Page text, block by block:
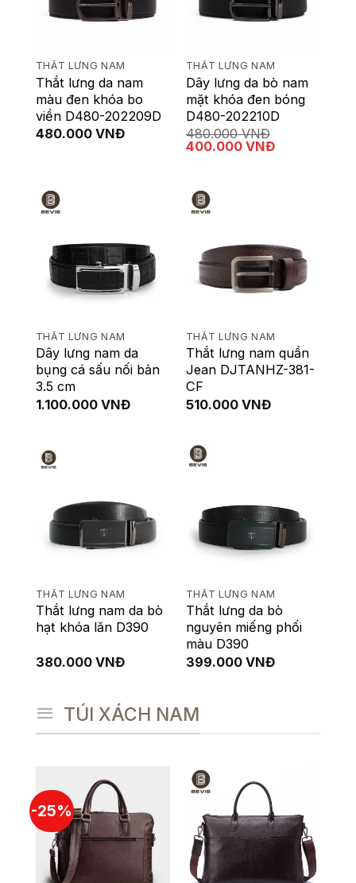
THẮT LƯNG NAM
Thắt lưng da nam
màu đen khóa bo
viền D480-202209D
480.000 VNĐ
THẮT LƯNG NAM
Dây lưng da bò nam
mặt khóa đen bóng
D480-202210D
480.000VNĐ
Giá
400.000 VNĐGiá
THẮT LƯNG NAM
Dây lưng nam da
bụng cá sấu nối bản
3.5 cm
1.100.000 VNĐ
THẮT LƯNG NAM
Thắt lưng nam quần
Jean DJTANHZ-381-
CF
510.000 VNĐ
THẮT LƯNG NAM
Thắt lưng nam da bò
hạt khóa lăn D390
380.000 VNĐ
THẮT LƯNG NAM
Thắt lưng da bò
nguyên miếng phối
màu D390
399.000 VNĐ
TÚI XÁCH NAM
-25%